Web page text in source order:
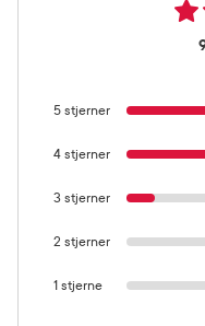
5 stjerner
4 stjerner
3 stjerner
2 stjerner
1 stjerne